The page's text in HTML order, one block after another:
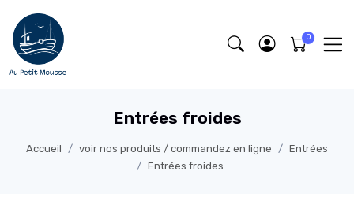
Entrées froides
Accueil voir nos produits / commandez en ligne
Entrées
Entrées froides